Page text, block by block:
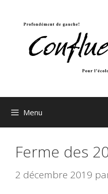
Menu
Ferme des
2 décembre 2019